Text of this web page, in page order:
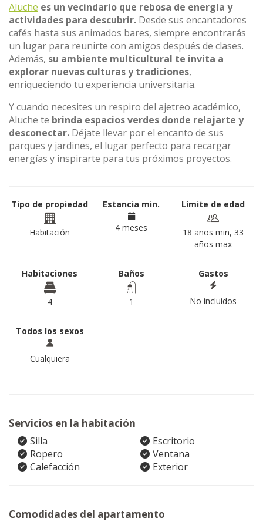
Aluche es un vecindario que rebosa de energía y
actividades para descubrir. Desde sus encantadores
cafés hasta sus animados bares, siempre encontrarás
un lugar para reunirte con amigos después de clases.
Además, su ambiente multicultural te invita a
explorar nuevas culturas y tradiciones,
enriqueciendo tu experiencia universitaria.
Y cuando necesites un respiro del ajetreo académico,
Aluche te brinda espacios verdes donde relajarte y
desconectar. Déjate llevar por el encanto de sus
parques y jardines, el lugar perfecto para recargar
energías y inspirarte para tus próximos proyectos.
Tipo de propiedad
Habitación
Estancia min.
4 meses
Límite de edad
18 años min, 33
años max
Habitaciones
4
Baños
1
Gastos
No incluidos
Todos los sexos
Cualquiera
Servicios en la habitación
Silla
Escritorio
Ropero
Ventana
Calefacción
Exterior
Comodidades del apartamento